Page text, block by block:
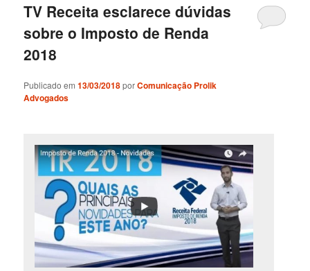
TV Receita esclarece dúvidas
sobre o Imposto de Renda
2018
Publicado em13/03/2018porComunicação Prolik
Advogados